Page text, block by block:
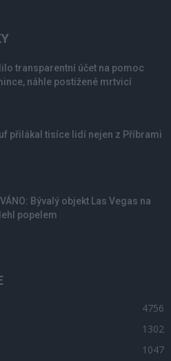
transparentní účet na pomoc
náhle postižené mrtvicí
přilákal tisíce lidí nejen z Příbrami
Bývalý objekt Las Vegas na
popelem
4756
1302
1047